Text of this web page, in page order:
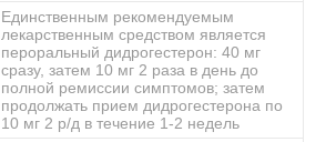
Единственным рекомендуемым
лекарственным средством является
пероральный дидрогестерон: 40 мг
сразу, затем 10 мг 2 раза в день до
полной ремиссии симптомов; затем
продолжать прием дидрогестерона по
10 мг 2 р/д в течение 1-2 недель